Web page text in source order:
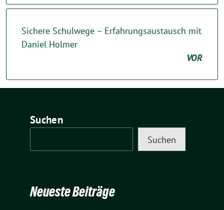
Sichere Schulwege – Erfahrungsaustausch mit
Daniel Holmer
VOR
Suchen
Suchen
Neueste Beiträge